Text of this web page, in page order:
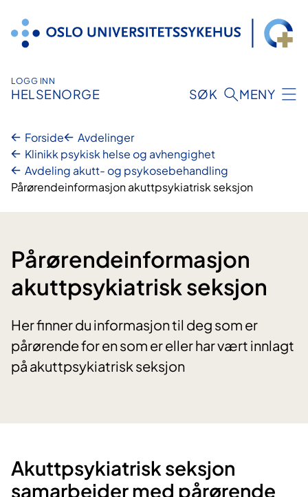
innhold
LOGG INN
HELSENORGE SØK MENY
Forside
Avdelinger
Klinikk psykisk helse og avhengighet
Avdeling akutt- og psykosebehandling
Pårørendeinformasjon akuttpsykiatrisk seksjon
Pårørendeinformasjon
akuttpsykiatrisk seksjon
Her finner du informasjon til deg som er
pårørende for en som er eller har vært innlagt
på akuttpsykiatrisk seksjon
Akuttpsykiatrisk seksjon
samarbeider med pårørende